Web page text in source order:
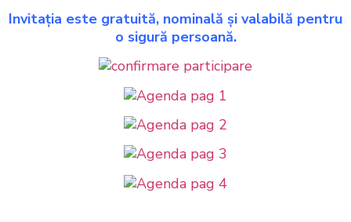
Invitaţia este gratuită, nominală şi valabilă pentru
o sigură persoană.